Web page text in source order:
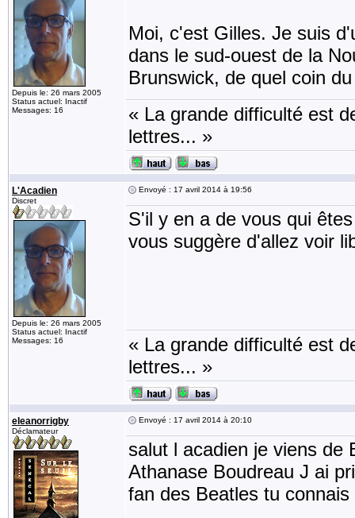
Depuis le: 26 mars 2005
Status actuel: Inactif
Messages: 16
Moi, c'est Gilles. Je suis
dans le sud-ouest de la
Brunswick, de quel coin
« La grande difficulté est
lettres... »
L'Acadien
Discret
Depuis le: 26 mars 2005
Status actuel: Inactif
Messages: 16
Envoyé : 17 avril 2014 à 19:56
S'il y en a de vous qui
vous suggère d'allez voir
« La grande difficulté est
lettres... »
eleanorrigby
Déclamateur
Envoyé : 17 avril 2014 à 20:10
salut l acadien je viens de
Athanase Boudreau J ai
fan des Beatles tu connais